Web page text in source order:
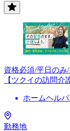
資格必須/平日のみ
【ツクイの訪問介
ホームヘル
勤務地